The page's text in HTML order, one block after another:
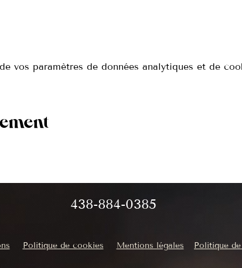
vos paramètres de données analytiques et de
438-884-0385
Politique de cookies Mentions légales Politique